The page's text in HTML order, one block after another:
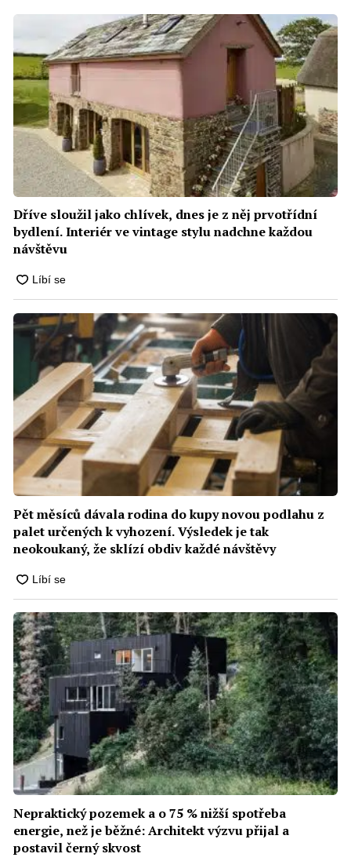
Dříve sloužil jako chlívek, dnes je z něj prvotřídní
bydlení. Interiér ve vintage stylu nadchne každou
návštěvu
Pět měsíců dávala rodina do kupy novou podlahu z
palet určených k vyhození. Výsledek je tak
neokoukaný, že sklízí obdiv každé návštěvy
Nepraktický pozemek a o 75 % nižší spotřeba
energie, než je běžné: Architekt výzvu přijal a
postavil černý skvost